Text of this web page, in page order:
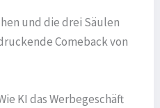
und die drei Säulen
Comeback von
KI das Werbegeschäft